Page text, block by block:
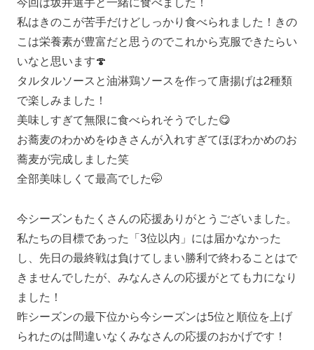
今回は坂井選手と一緒に食べました！
私はきのこが苦手だけどしっかり食べられました！きの
こは栄養素が豊富だと思うのでこれから克服できたらい
いなと思います🍄
タルタルソースと油淋鶏ソースを作って唐揚げは2種類
で楽しみました！
美味しすぎて無限に食べられそうでした😋
お蕎麦のわかめをゆきさんが入れすぎてほぼわかめのお
蕎麦が完成しました笑
全部美味しくて最高でした🤭
今シーズンもたくさんの応援ありがとうございました。
私たちの目標であった「3位以内」には届かなかった
し、先日の最終戦は負けてしまい勝利で終わることはで
きませんでしたが、みなんさんの応援がとても力になり
ました！
昨シーズンの最下位から今シーズンは5位と順位を上げ
られたのは間違いなくみなさんの応援のおかげです！